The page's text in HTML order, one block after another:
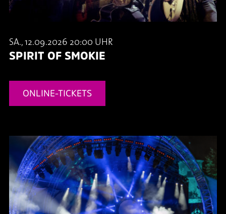
SA., 12.09.2026 20:00 UHR
SPIRIT OF SMOKIE
ONLINE-TICKETS